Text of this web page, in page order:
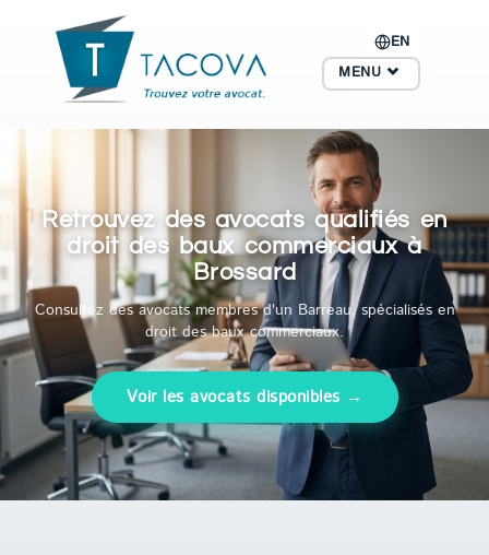
EN
MENU
Retrouvez des avocats qualifiés en
droit des baux commerciaux à
Brossard
Consultez des avocats membres d'un Barreau, spécialisés en
droit des baux commerciaux.
Voir les avocats disponibles →